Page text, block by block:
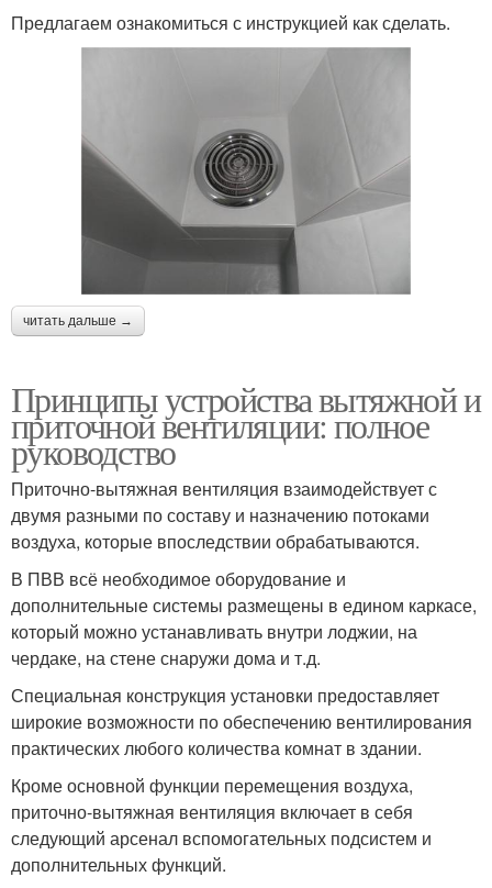
Предлагаем ознакомиться с инструкцией как сделать.
читать дальше →
Принципы устройства вытяжной и
приточной вентиляции: полное
руководство
Приточно-вытяжная вентиляция взаимодействует с
двумя разными по составу и назначению потоками
воздуха, которые впоследствии обрабатываются.
В ПВВ всё необходимое оборудование и
дополнительные системы размещены в едином каркасе,
который можно устанавливать внутри лоджии, на
чердаке, на стене снаружи дома и т.д.
Специальная конструкция установки предоставляет
широкие возможности по обеспечению вентилирования
практических любого количества комнат в здании.
Кроме основной функции перемещения воздуха,
приточно-вытяжная вентиляция включает в себя
следующий арсенал вспомогательных подсистем и
дополнительных функций.